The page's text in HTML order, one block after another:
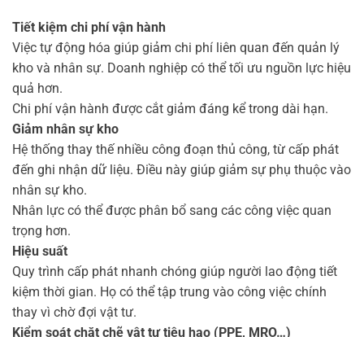
Tiết kiệm chi phí vận hành
Việc tự động hóa giúp giảm chi phí liên quan đến quản lý
kho và nhân sự. Doanh nghiệp có thể tối ưu nguồn lực hiệu
quả hơn.
Chi phí vận hành được cắt giảm đáng kể trong dài hạn.
Giảm nhân sự kho
Hệ thống thay thế nhiều công đoạn thủ công, từ cấp phát
đến ghi nhận dữ liệu. Điều này giúp giảm sự phụ thuộc vào
nhân sự kho.
Nhân lực có thể được phân bổ sang các công việc quan
trọng hơn.
Hiệu suất
Quy trình cấp phát nhanh chóng giúp người lao động tiết
kiệm thời gian. Họ có thể tập trung vào công việc chính
thay vì chờ đợi vật tư.
Kiểm soát chặt chẽ vật tư tiêu hao (PPE, MRO…)